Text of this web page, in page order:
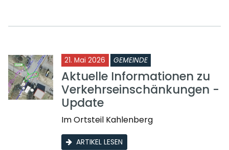
21. Mai 2026 GEMEINDE
Aktuelle Informationen zu
Verkehrseinschänkungen -
Update
Im Ortsteil Kahlenberg
ARTIKEL LESEN